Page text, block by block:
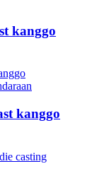
kanggo
kanggo